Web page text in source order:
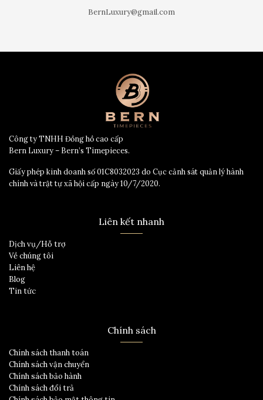
BernLuxury@gmail.com
Công ty TNHH Đồng hồ cao cấp
Bern Luxury – Bern’s Timepieces.
Giấy phép kinh doanh số 01C8032023 do Cục cảnh sát quản lý hành
chính và trật tự xã hội cấp ngày 10/7/2020.
Liên kết nhanh
Dịch vụ/Hỗ trợ
Về chúng tôi
Liên hệ
Blog
Tin tức
Chính sách
Chính sách thanh toán
Chính sách vận chuyển
Chính sách bảo hành
Chính sách đổi trả